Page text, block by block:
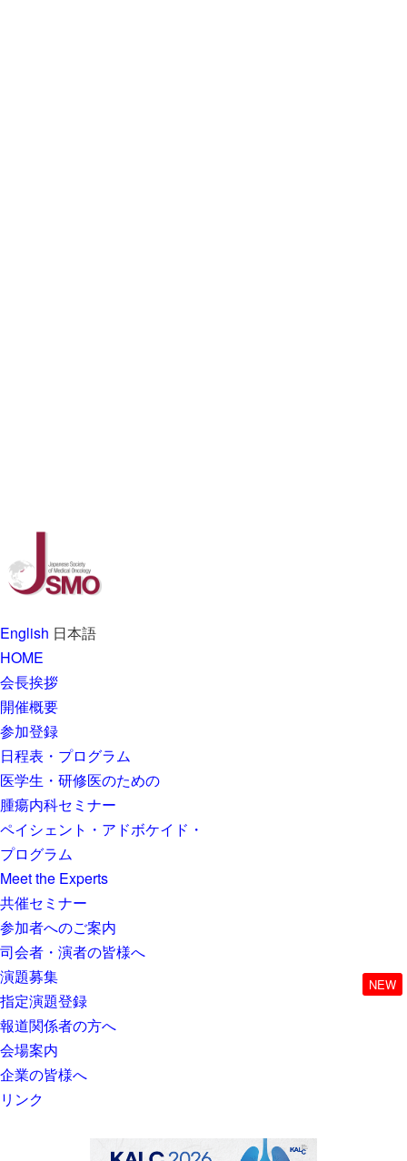
English 日本語
HOME
会長挨拶
開催概要
参加登録
日程表・プログラム
医学生・研修医のための
腫瘍内科セミナー
ペイシェント・アドボケイド・
プログラム
Meet the Experts
共催セミナー
参加者へのご案内
司会者・演者の皆様へ
演題募集
NEW
指定演題登録
報道関係者の方へ
会場案内
企業の皆様へ
リンク